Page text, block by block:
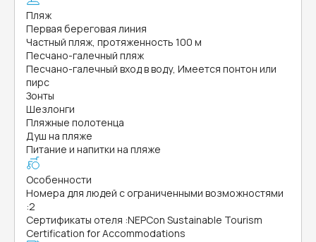
Пляж
Первая береговая линия
Частный пляж, протяженность 100 м
Песчано-галечный пляж
Песчано-галечный вход в воду, Имеется понтон или
пирс
Зонты
Шезлонги
Пляжные полотенца
Душ на пляже
Питание и напитки на пляже
Особенности
Номера для людей с ограниченными возможностями
:2
Сертификаты отеля :NEPCon Sustainable Tourism
Certification for Accommodations